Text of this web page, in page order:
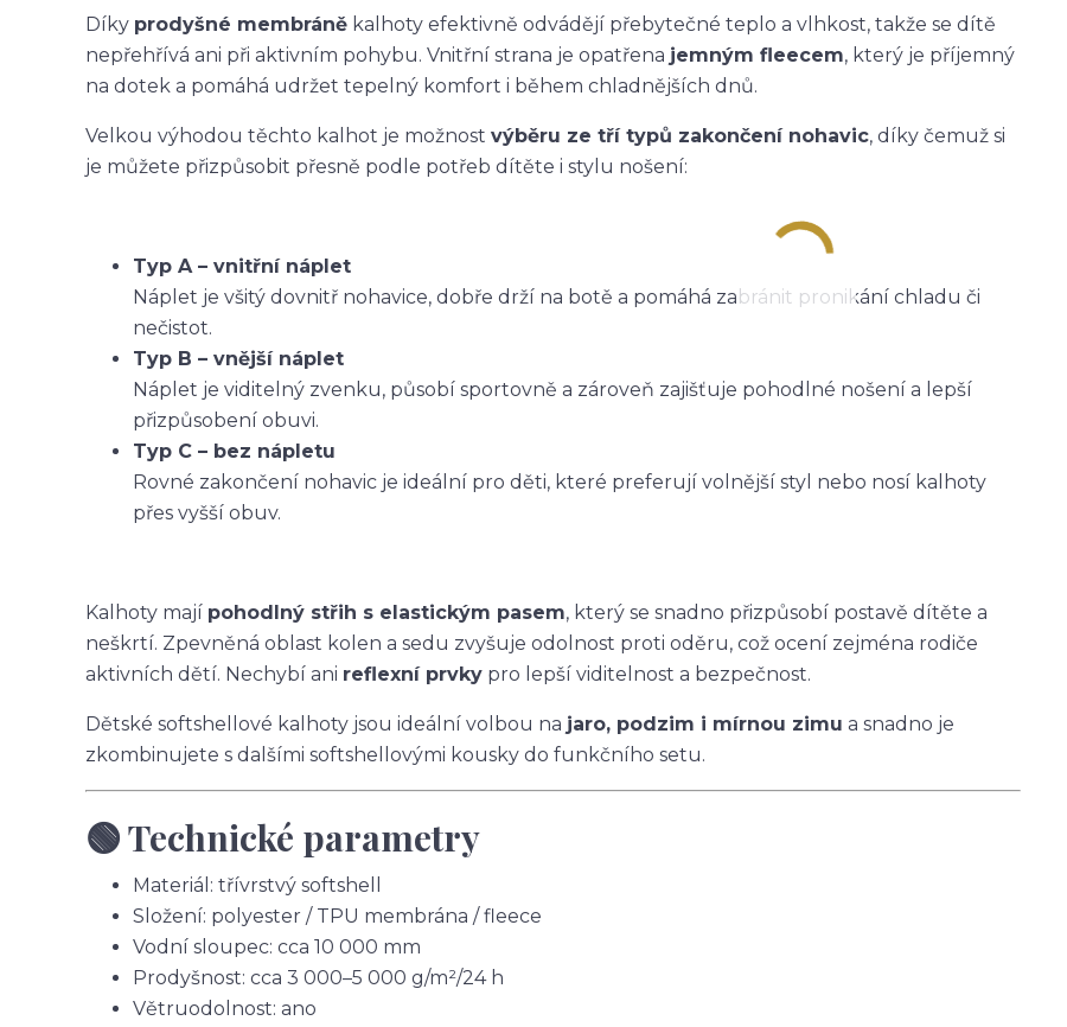
Díky prodyšné membráně kalhoty efektivně odvádějí přebytečné teplo a vlhkost, takže se dítě
nepřehřívá ani při aktivním pohybu. Vnitřní strana je opatřena jemným fleecem, který je příjemný
na dotek a pomáhá udržet tepelný komfort i během chladnějších dnů.
Velkou výhodou těchto kalhot je možnost výběru ze tří typů zakončení nohavic, díky čemuž si
je můžete přizpůsobit přesně podle potřeb dítěte i stylu nošení:
Typ A – vnitřní náplet
Náplet je všitý dovnitř nohavice, dobře drží na botě a pomáhá zabránit pronikání chladu či
nečistot.
Typ B – vnější náplet
Náplet je viditelný zvenku, působí sportovně a zároveň zajišťuje pohodlné nošení a lepší
přizpůsobení obuvi.
Typ C – bez nápletu
Rovné zakončení nohavic je ideální pro děti, které preferují volnější styl nebo nosí kalhoty
přes vyšší obuv.
Kalhoty mají pohodlný střih s elastickým pasem, který se snadno přizpůsobí postavě dítěte a
neškrtí. Zpevněná oblast kolen a sedu zvyšuje odolnost proti oděru, což ocení zejména rodiče
aktivních dětí. Nechybí ani reflexní prvky pro lepší viditelnost a bezpečnost.
Dětské softshellové kalhoty jsou ideální volbou na jaro, podzim i mírnou zimu a snadno je
zkombinujete s dalšími softshellovými kousky do funkčního setu.
🟢 Technické parametry
Materiál: třívrstvý softshell
Složení: polyester / TPU membrána / fleece
Vodní sloupec: cca 10 000 mm
Prodyšnost: cca 3 000–5 000 g/m²/24 h
Větruodolnost: ano